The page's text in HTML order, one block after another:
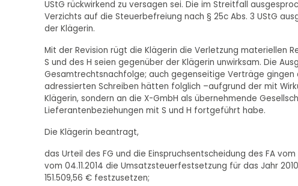
UStG rückwirkend zu versagen sei. Die im Streitfall
Verzichts auf die Steuerbefreiung nach § 25c Abs. 3 UStG
der Klägerin.
Mit der Revision rügt die Klägerin die Verletzung materiellen
S und des H seien gegenüber der Klägerin unwirksam. Die
Gesamtrechtsnachfolge; auch gegenseitige Verträge
adressierten Schreiben hätten folglich –aufgrund der mit
Klägerin, sondern an die X-GmbH als übernehmende
Lieferantenbeziehungen mit S und H fortgeführt habe.
Die Klägerin beantragt,
das Urteil des FG und die Einspruchsentscheidung des FA
vom 04.11.2014 die Umsatzsteuerfestsetzung für das Jahr
151.509,56 € festzusetzen;